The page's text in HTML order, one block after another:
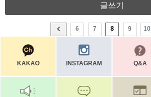
글쓰기
6 7 8 9 10
KAKAO INSTAGRAM Q&A